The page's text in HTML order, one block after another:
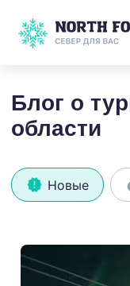
Блог о
области
Новые